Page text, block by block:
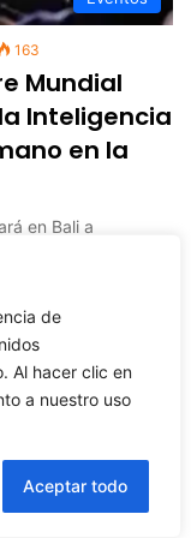
de
Al hacer clic en
a nuestro uso
Aceptar todo
a niños)
La
educativo
1810
sin instalar
cuarentena.
163
Mundial
Inteligencia
en la
en Bali a
al webinar:
Artificial en
Superior